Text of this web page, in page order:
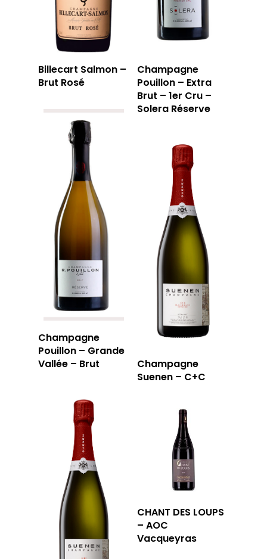
Billecart Salmon –
Brut Rosé
Champagne
Pouillon – Extra
Brut – 1er Cru –
Solera Réserve
Champagne
Pouillon – Grande
Vallée – Brut
Champagne
Suenen – C+C
CHANT DES LOUPS
– AOC
Vacqueyras